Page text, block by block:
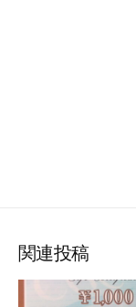
関連投稿